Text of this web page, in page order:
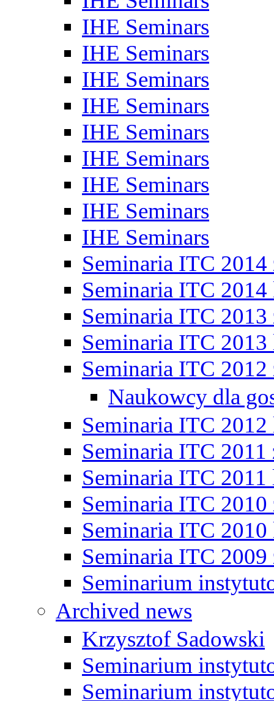
IHE Seminars
IHE Seminars
IHE Seminars
IHE Seminars
IHE Seminars
IHE Seminars
IHE Seminars
IHE Seminars
IHE Seminars
Seminaria ITC 2014
Seminaria ITC 2014
Seminaria ITC 2013
Seminaria ITC 2013
Seminaria ITC 2012
Naukowcy dla
Seminaria ITC 2012
Seminaria ITC 2011
Seminaria ITC 2011
Seminaria ITC 2010
Seminaria ITC 2010
Seminaria ITC 2009
Seminarium
Archived news
Krzysztof Sadowski
Seminarium
Seminarium